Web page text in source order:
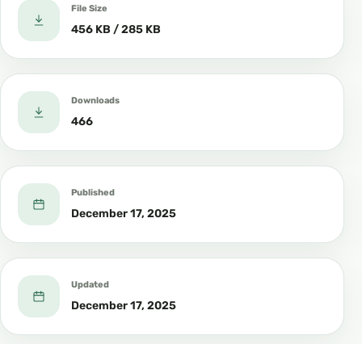
File Size
456 KB / 285 KB
Downloads
466
Published
December 17, 2025
Updated
December 17, 2025